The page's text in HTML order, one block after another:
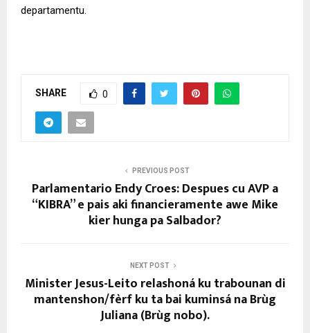
departamentu.
SHARE 0
PREVIOUS POST
Parlamentario Endy Croes: Despues cu AVP a
“KIBRA” e pais aki financieramente awe Mike
kier hunga pa Salbador?
NEXT POST
Minister Jesus-Leito relashoná ku trabounan di
mantenshon/fèrf ku ta bai kuminsá na Brùg
Juliana (Brùg nobo).